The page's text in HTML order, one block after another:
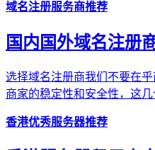
域名注册服务商推荐
国内国外域名注册
选择域名注册商我们不要在
商家的稳定性和安全性，这
香港优秀服务器推荐